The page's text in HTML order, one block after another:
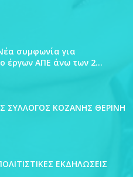
συμφωνία για
έργων ΑΠΕ άνω των 2...
ΣΥΛΛΟΓΟΣ ΚΟΖΑΝΗΣ ΘΕΡΙΝΗ
ΕΚΔΗΛΩΣΕΙΣ